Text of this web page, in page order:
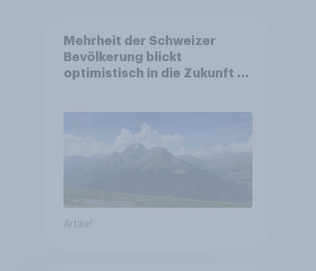
Mehrheit der Schweizer
Bevölkerung blickt
optimistisch in die Zukunft –
Altersvorsorge
Artikel